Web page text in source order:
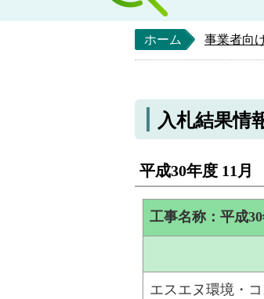
ホーム 事業者向
入札結果情
平成30年度 11月
工事名称：平成
エスエヌ環境・